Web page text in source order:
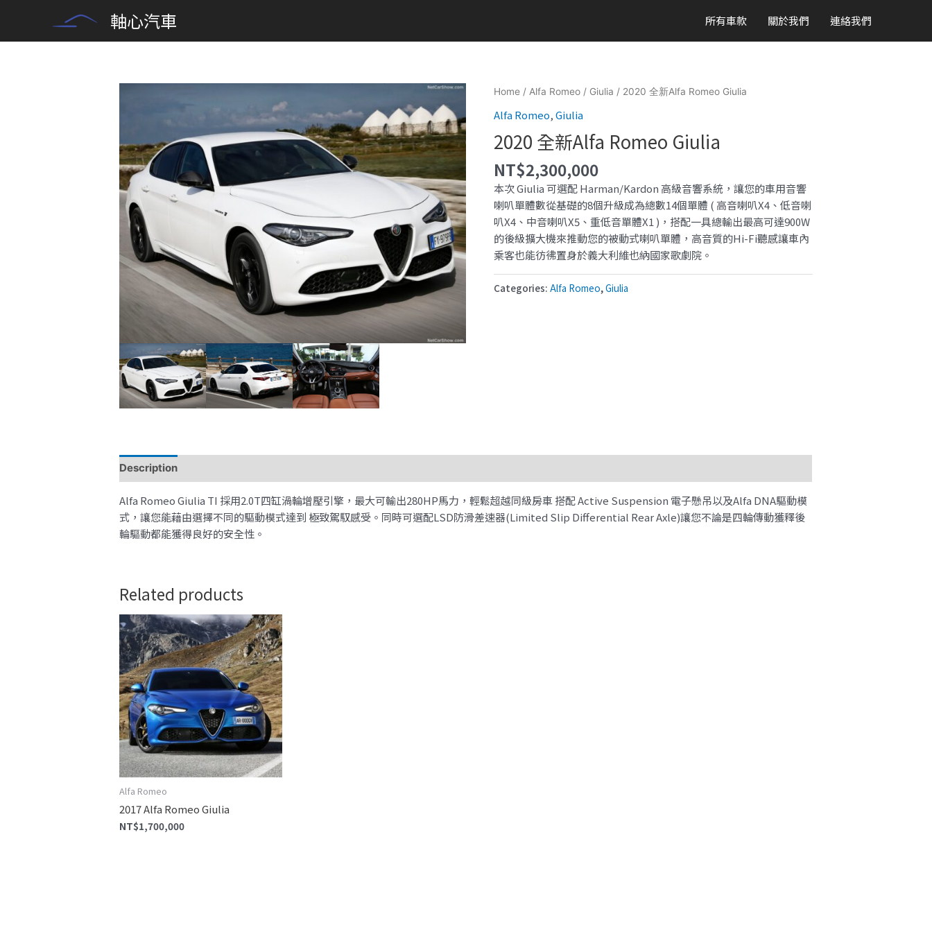
content
軸心汽車 所有車款 關於我們 連絡我們
Home / Alfa Romeo / Giulia / 2020 全新Alfa Romeo Giulia
Alfa Romeo,Giulia
2020 全新Alfa Romeo Giulia
NT$2,300,000
本次 Giulia 可選配 Harman/Kardon 高級音響系統，讓您的車用音響
喇叭單體數從基礎的8個升級成為總數14個單體 ( 高音喇叭X4、低音喇
叭X4、中音喇叭X5、重低音單體X1 )，搭配一具總輸出最高可達900W
的後級擴大機來推動您的被動式喇叭單體，高音質的Hi-Fi聽感讓車內
乘客也能彷彿置身於義大利維也納國家歌劇院。
Categories: Alfa Romeo,Giulia
Description
Alfa Romeo Giulia TI 採用2.0T四缸渦輪增壓引擎，最大可輸出280HP馬力，輕鬆超越同級房車 搭配 Active Suspension 電子懸吊以及Alfa DNA驅動模
式，讓您能藉由選擇不同的驅動模式達到 極致駕馭感受。同時可選配LSD防滑差速器(Limited Slip Differential Rear Axle)讓您不論是四輪傳動獲釋後
輪驅動都能獲得良好的安全性。
Related products
Alfa Romeo
2017 Alfa Romeo Giulia
NT$1,700,000